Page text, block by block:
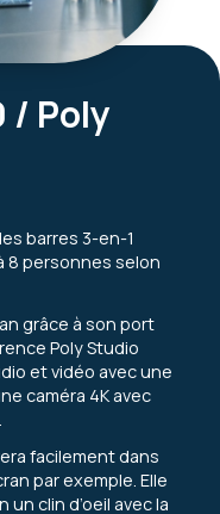
/ Poly
barres 3-en-1
8 personnes selon
grâce à son port
Poly Studio
et vidéo avec une
caméra 4K avec
facilement dans
par exemple. Elle
clin d’oeil avec la